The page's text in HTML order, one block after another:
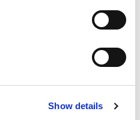
Show details